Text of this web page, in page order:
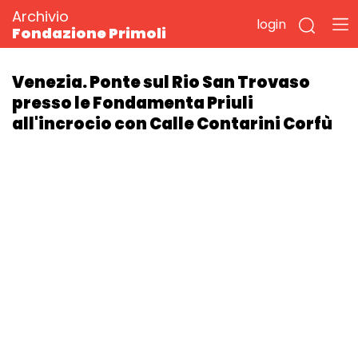
Archivio
Fondazione Primoli
login
Venezia. Ponte sul Rio San Trovaso
presso le Fondamenta Priuli
all'incrocio con Calle Contarini Corfù